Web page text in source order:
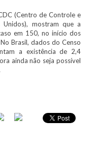
(Centro de Controle e
Unidos), mostram que a
em 150, no início dos
Brasil, dados do Censo
a existência de 2,4
ainda não seja possível